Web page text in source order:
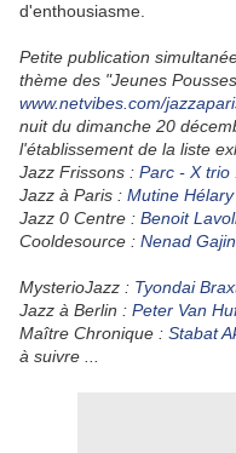
d'enthousiasme.
Petite publication
thème des "Jeunes
www.netvibes.com/
nuit du dimanche 20
l'établissement de la liste
Jazz Frissons : Parc - X trio
Jazz à Paris : Mutine Hélary
Jazz 0 Centre : Benoit
Cooldesource : Nenad Gajin
MysterioJazz : Tyondai
Jazz à Berlin : Peter Van
Maître Chronique : Stabat
à suivre ...